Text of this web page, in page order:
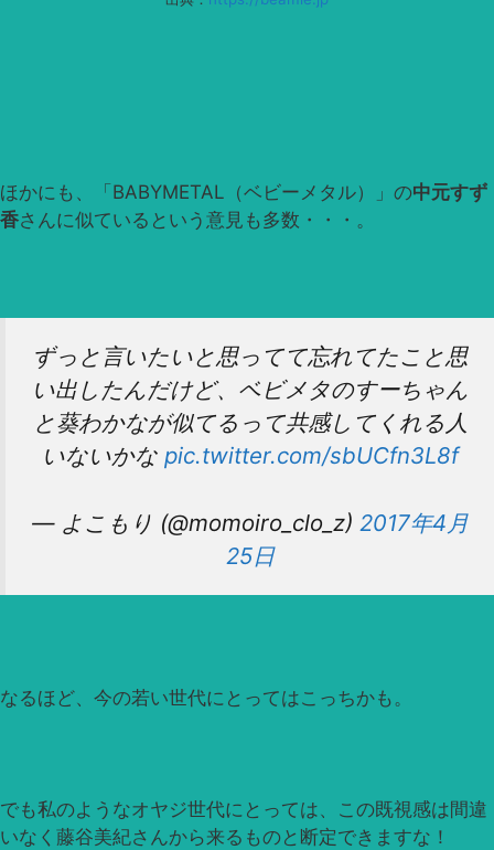
ほかにも、「BABYMETAL（ベビーメタル）」の中元すず
香さんに似ているという意見も多数・・・。
ずっと言いたいと思ってて忘れてたこと思
い出したんだけど、ベビメタのすーちゃん
と葵わかなが似てるって共感してくれる人
いないかな pic.twitter.com/sbUCfn3L8f
— よこもり (@momoiro_clo_z) 2017年4月
25日
なるほど、今の若い世代にとってはこっちかも。
でも私のようなオヤジ世代にとっては、この既視感は間違
いなく藤谷美紀さんから来るものと断定できますな！